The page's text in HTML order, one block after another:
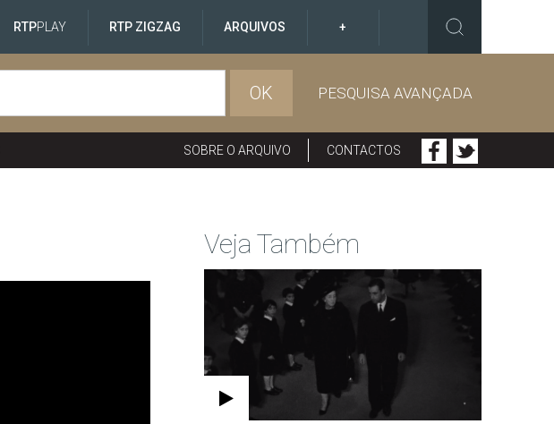
RTPPLAY RTP ZIGZAG ARQUIVOS +
OK PESQUISA AVANÇADA
SOBRE O ARQUIVO CONTACTOS
Veja Também